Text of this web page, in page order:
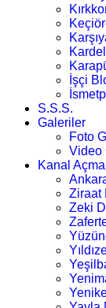
İşçi
S.S.S.
Galeriler
Foto
Video
Kanal Açma
Ziraat
Zeki